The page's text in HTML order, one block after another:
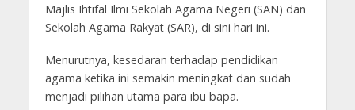
Majlis Ihtifal Ilmi Sekolah Agama Negeri (SAN) dan
Sekolah Agama Rakyat (SAR), di sini hari ini.
Menurutnya, kesedaran terhadap pendidikan
agama ketika ini semakin meningkat dan sudah
menjadi pilihan utama para ibu bapa.